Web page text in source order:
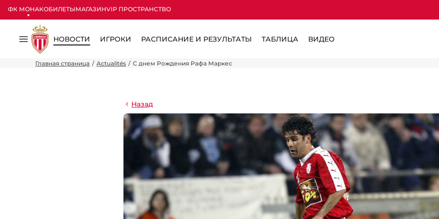
ФК МОНАКОБИЛЕТЫМАГАЗИНVIP ПРОСТРАНСТВО
Меню
НОВОСТИ ИГРОКИ РАСПИСАНИЕ И РЕЗУЛЬТАТЫ ТАБЛИЦА ВИДЕО
Главная страница Actualités С днем Рождения Рафа Маркес
Назад